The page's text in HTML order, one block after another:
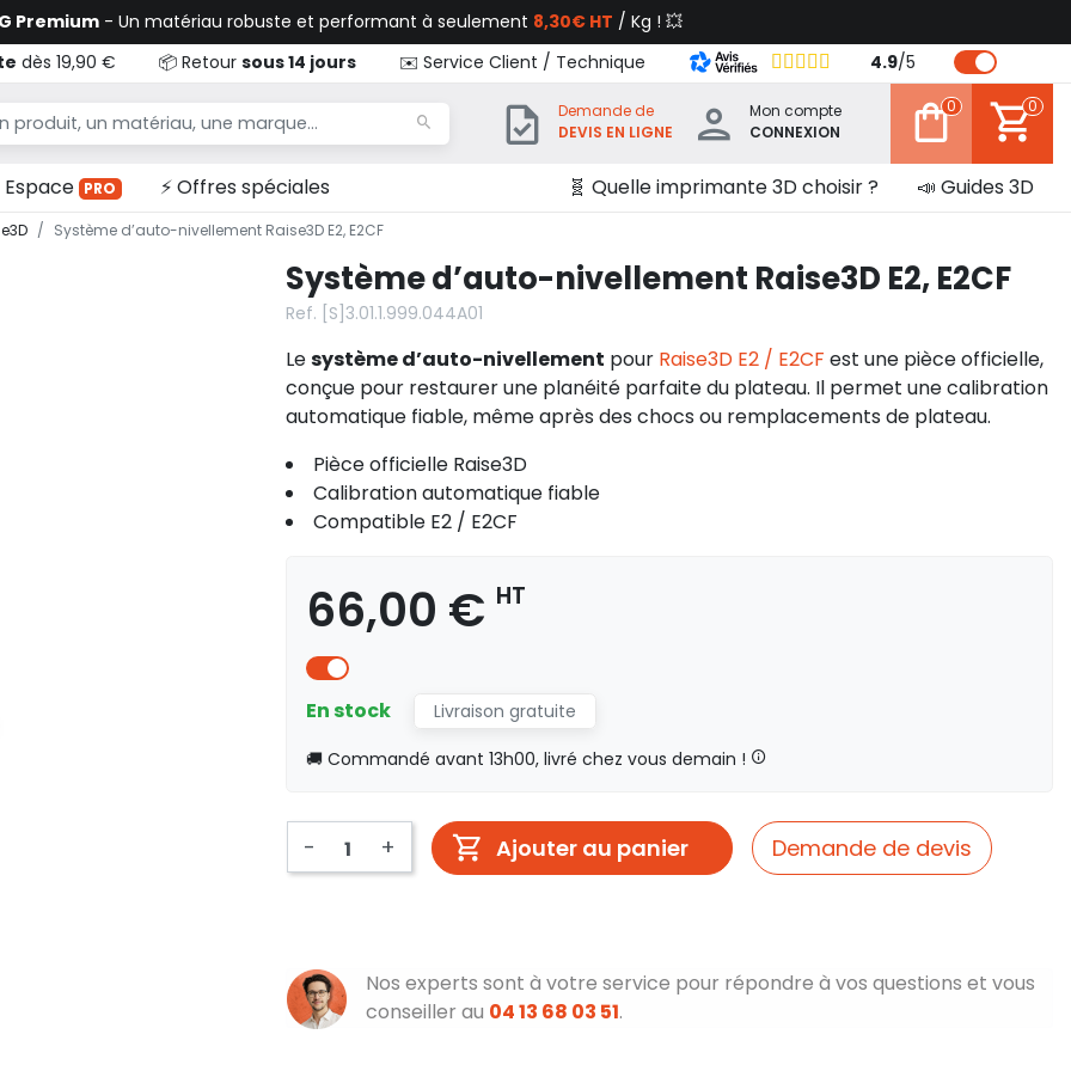
Premium - Un matériau robuste et performant à seulement 8,30€ HT / Kg ! 💥
dès 19,90 € 📦 Retour sous 14 jours ✉️ Service Client / Technique 4.9/5
Demande de
DEVIS EN LIGNE
Mon compte
CONNEXION
0 0
Espace PRO ⚡ Offres spéciales 🧬 Quelle imprimante 3D choisir ? 📣 Guides 3D
Système d’auto-nivellement Raise3D E2, E2CF
Système d’auto-nivellement Raise3D E2, E2CF
Ref. [S]3.01.1.999.044A01
Lesystème d’auto-nivellement pour Raise3D E2 / E2CF est une pièce officielle,
conçue pour restaurer une planéité parfaite du plateau. Il permet une calibration
automatique fiable, même après des chocs ou remplacements de plateau.
Pièce officielle Raise3D
Calibration automatique fiable
Compatible E2 / E2CF
66,00 € HT
En stock
Livraison gratuite
🚚 Commandé avant 13h00, livré chez vous demain !
- + Ajouter au panier Demande de devis
Nos experts sont à votre service pour répondre à vos questions et vous
conseiller au 04 13 68 03 51.